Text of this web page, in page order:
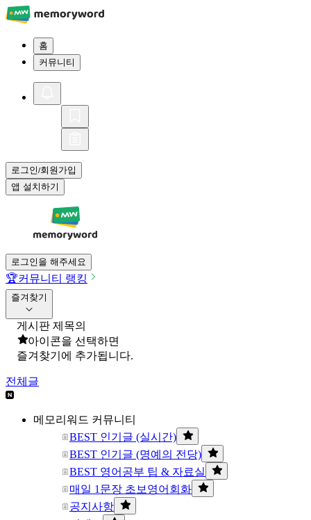
홈
커뮤니티
로그인/회원가입
앱 설치하기
로그인을 해주세요
🏆커뮤니티 랭킹
즐겨찾기
게시판 제목의
아이콘을 선택하면
즐겨찾기에 추가됩니다.
전체글
메모리워드 커뮤니티
BEST 인기글 (실시간)
BEST 인기글 (명예의 전당)
BEST 영어공부 팁 & 자료실
매일 1문장 초보영어회화
공지사항